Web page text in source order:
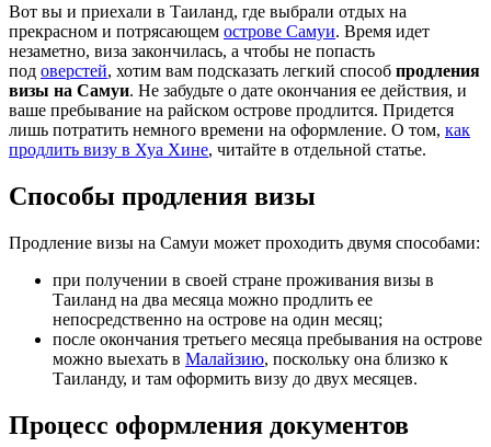
Вот вы и приехали в Таиланд, где выбрали отдых на
прекрасном и потрясающем острове Самуи. Время идет
незаметно, виза закончилась, а чтобы не попасть
под оверстей, хотим вам подсказать легкий способ продления
визы на Самуи. Не забудьте о дате окончания ее действия, и
ваше пребывание на райском острове продлится. Придется
лишь потратить немного времени на оформление. О том, как
продлить визу в Хуа Хине, читайте в отдельной статье.
Способы продления визы
Продление визы на Самуи может проходить двумя способами:
при получении в своей стране проживания визы в
Таиланд на два месяца можно продлить ее
непосредственно на острове на один месяц;
после окончания третьего месяца пребывания на острове
можно выехать в Малайзию, поскольку она близко к
Таиланду, и там оформить визу до двух месяцев.
Процесс оформления документов